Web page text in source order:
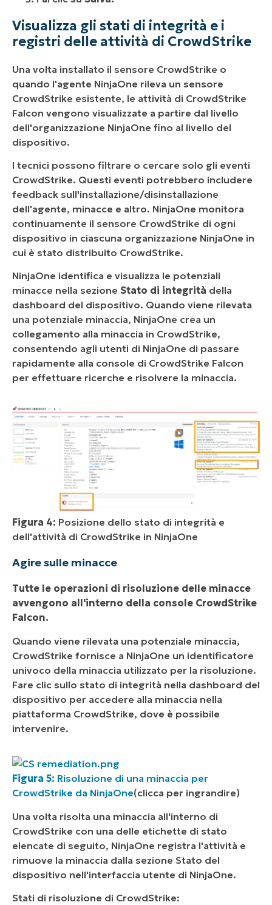
Visualizza gli stati di integrità e i
registri delle attività di CrowdStrike
Una volta installato il sensore CrowdStrike o
quando l'agente NinjaOne rileva un sensore
CrowdStrike esistente, le attività di CrowdStrike
Falcon vengono visualizzate a partire dal livello
dell'organizzazione NinjaOne fino al livello del
dispositivo.
I tecnici possono filtrare o cercare solo gli eventi
CrowdStrike. Questi eventi potrebbero includere
feedback sull'installazione/disinstallazione
dell'agente, minacce e altro. NinjaOne monitora
continuamente il sensore CrowdStrike di ogni
dispositivo in ciascuna organizzazione NinjaOne in
cui è stato distribuito CrowdStrike.
NinjaOne identifica e visualizza le potenziali
minacce nella sezione Stato di integrità della
dashboard del dispositivo. Quando viene rilevata
una potenziale minaccia, NinjaOne crea un
collegamento alla minaccia in CrowdStrike,
consentendo agli utenti di NinjaOne di passare
rapidamente alla console di CrowdStrike Falcon
per effettuare ricerche e risolvere la minaccia.
Figura 4: Posizione dello stato di integrità e
dell'attività di CrowdStrike in NinjaOne
Agire sulle minacce
Tutte le operazioni di risoluzione delle minacce
avvengono all'interno della console CrowdStrike
Falcon.
Quando viene rilevata una potenziale minaccia,
CrowdStrike fornisce a NinjaOne un identificatore
univoco della minaccia utilizzato per la risoluzione.
Fare clic sullo stato di integrità nella dashboard del
dispositivo per accedere alla minaccia nella
piattaforma CrowdStrike, dove è possibile
intervenire.
Figura 5: Risoluzione di una minaccia per
CrowdStrike da NinjaOne(clicca per ingrandire)
Una volta risolta una minaccia all'interno di
CrowdStrike con una delle etichette di stato
elencate di seguito, NinjaOne registra l'attività e
rimuove la minaccia dalla sezione Stato del
dispositivo nell'interfaccia utente di NinjaOne.
Stati di risoluzione di CrowdStrike: